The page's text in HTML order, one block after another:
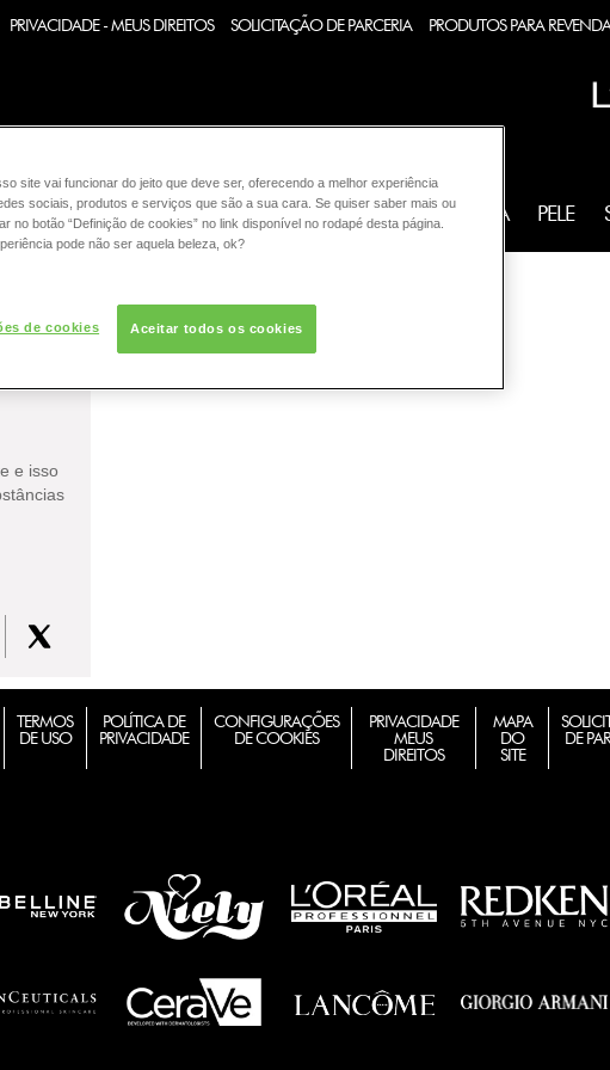
PRIVACIDADE - MEUS DIREITOS SOLICITAÇÃO DE PARCERIA PRODUTOS PARA REVENDA
DESODORANTE ESMALTE FRAGRÂNCIA PELE
e isso
TERMOS
DE USO
POLÍTICA DE
PRIVACIDADE
CONFIGURAÇÕES
DE COOKIES
PRIVACIDADE
MEUS
DIREITOS
MAPA
DO
SITE
DE
site vai funcionar do jeito que deve ser, oferecendo a melhor experiência
sociais, produtos e serviços que são a sua cara. Se quiser saber mais ou
no botão “Definição de cookies” no link disponível no rodapé desta página.
pode não ser aquela beleza, ok?
de cookies Aceitar todos os cookies